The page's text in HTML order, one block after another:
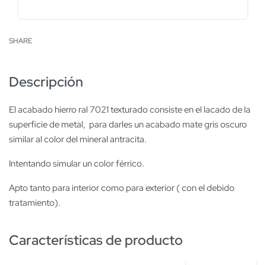
SHARE
Descripción
El acabado hierro ral 7021 texturado consiste en el lacado de la
superficie de metal, para darles un acabado mate gris oscuro
similar al color del mineral antracita.
Intentando simular un color férrico.
Apto tanto para interior como para exterior ( con el debido
tratamiento).
Características de producto